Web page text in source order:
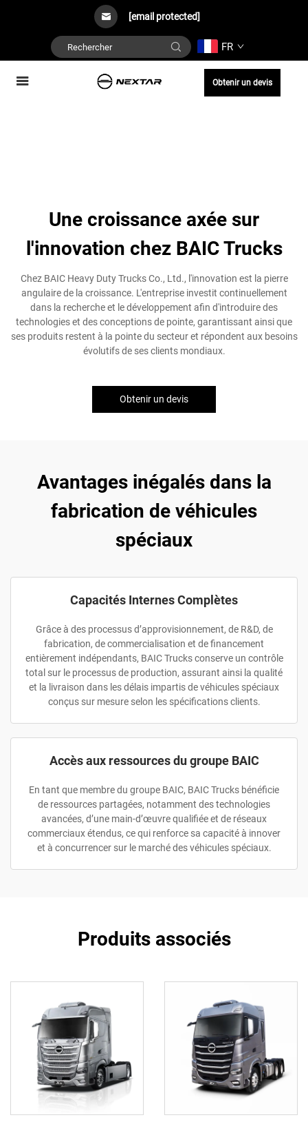
[email protected]
FR
Obtenir un devis
Une croissance axée sur
l'innovation chez BAIC Trucks
Chez BAIC Heavy Duty Trucks Co., Ltd., l'innovation est la pierre
angulaire de la croissance. L'entreprise investit continuellement
dans la recherche et le développement afin d'introduire des
technologies et des conceptions de pointe, garantissant ainsi que
ses produits restent à la pointe du secteur et répondent aux besoins
évolutifs de ses clients mondiaux.
Obtenir un devis
Avantages inégalés dans la
fabrication de véhicules
spéciaux
Capacités Internes Complètes
Grâce à des processus d’approvisionnement, de R&D, de
fabrication, de commercialisation et de financement
entièrement indépendants, BAIC Trucks conserve un contrôle
total sur le processus de production, assurant ainsi la qualité
et la livraison dans les délais impartis de véhicules spéciaux
conçus sur mesure selon les spécifications clients.
Accès aux ressources du groupe BAIC
En tant que membre du groupe BAIC, BAIC Trucks bénéficie
de ressources partagées, notamment des technologies
avancées, d’une main-d’œuvre qualifiée et de réseaux
commerciaux étendus, ce qui renforce sa capacité à innover
et à concurrencer sur le marché des véhicules spéciaux.
Produits associés